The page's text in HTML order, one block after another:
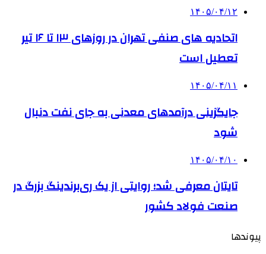
۱۴۰۵/۰۴/۱۲
اتحادیه های صنفی تهران در روزهای ۱۳ تا ۱۶ تیر
تعطیل است
۱۴۰۵/۰۴/۱۱
جایگزینی درآمدهای معدنی به جای نفت دنبال
شود
۱۴۰۵/۰۴/۱۰
تایتان معرفی شد؛ روایتی از یک ری‌برندینگ بزرگ در
صنعت فولاد کشور
پیوندها